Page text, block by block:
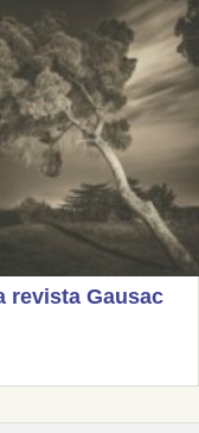
revista Gausac